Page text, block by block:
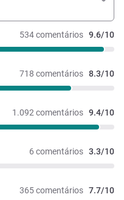
534 comentários 9.6/10
718 comentários 8.3/10
1.092 comentários 9.4/10
6 comentários 3.3/10
365 comentários 7.7/10